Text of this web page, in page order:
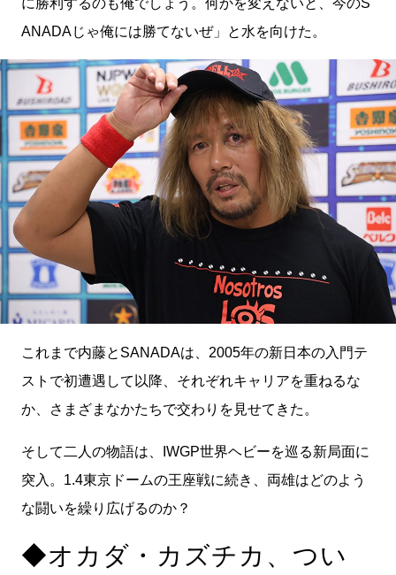
ANADAじゃ俺には勝てないぜ」と水を向けた。
これまで内藤とSANADAは、2005年の新日本の入門テ
ストで初遭遇して以降、それぞれキャリアを重ねるな
か、さまざまなかたちで交わりを見せてきた。
そして二人の物語は、IWGP世界ヘビーを巡る新局面に
突入。1.4東京ドームの王座戦に続き、両雄はどのよう
な闘いを繰り広げるのか？
◆オカダ・カズチカ、つい